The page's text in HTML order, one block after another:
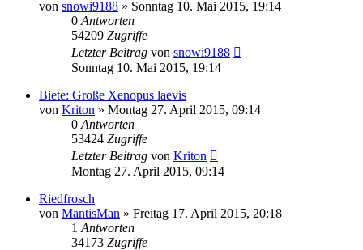
von snowi9188 » Sonntag 10. Mai 2015, 19:14
0 Antworten
54209 Zugriffe
Letzter Beitrag von snowi9188
Sonntag 10. Mai 2015, 19:14
Biete: Große Xenopus laevis
von Kriton » Montag 27. April 2015, 09:14
0 Antworten
53424 Zugriffe
Letzter Beitrag von Kriton
Montag 27. April 2015, 09:14
Riedfrosch
von MantisMan » Freitag 17. April 2015, 20:18
1 Antworten
34173 Zugriffe